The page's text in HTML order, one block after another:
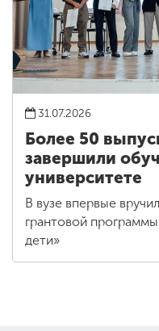
31.07.2026
Более 50
завершили
университете
В вузе впервые
грантовой
дети»